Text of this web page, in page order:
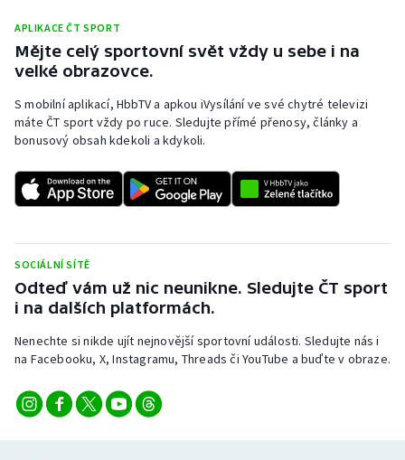
Judo
Lezení
Lyže a snowboard
Motorsport
Olympijské hry
Parasport
Plavání
Plážový volejbal
APLIKACE ČT SPORT
Mějte celý sportovní svět vždy u sebe i na
velké obrazovce.
S mobilní aplikací, HbbTV a apkou iVysílání ve své chytré televizi
máte ČT sport vždy po ruce. Sledujte přímé přenosy, články a
bonusový obsah kdekoli a kdykoli.
SOCIÁLNÍ SÍTĚ
Odteď vám už nic neunikne. Sledujte ČT sport
i na dalších platformách.
Nenechte si nikde ujít nejnovější sportovní události. Sledujte nás i
na Facebooku, X, Instagramu, Threads či YouTube a buďte v obraze.